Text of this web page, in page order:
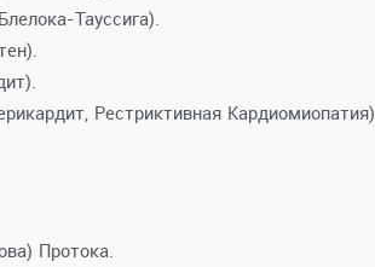
Тауссига).
Рестриктивная Кардиомиопатия).
Протока.